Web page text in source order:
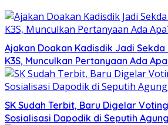
Ajakan Doakan Kadisdik Jadi
K3S, Munculkan Pertanyaan Ada
SK Sudah Terbit, Baru Digelar
Sosialisasi Dapodik di Seputih